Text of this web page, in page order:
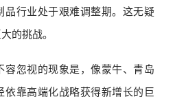
品行业处于艰难调整期。这无疑
的挑战。
容忽视的现象是，像蒙牛、青岛
依靠高端化战略获得新增长的巨